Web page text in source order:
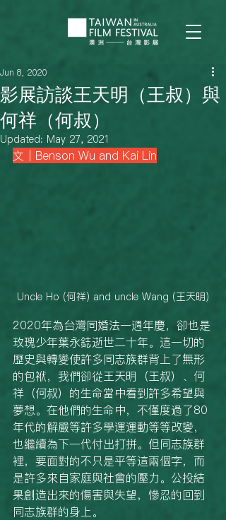
影展訪談王天明（王叔）與
何祥（何叔）
Jun 8, 2020
Updated: May 27, 2021
文｜Benson Wu and Kai Lin
Uncle Ho (何祥) and uncle Wang (王天明)
2020年為台灣同婚法一週年慶，卻也是
玫瑰少年葉永鋕逝世二十年。這一切的
歷史與轉變使許多同志族群背上了無形
的包袱，我們卻從王天明（王叔）、何
祥（何叔）的生命當中看到許多希望與
夢想。在他們的生命中，不僅度過了80
年代的解嚴等許多學運運動等等改變，
也繼續為下一代付出打拼。但同志族群
裡，要面對的不只是平等這兩個字，而
是許多來自家庭與社會的壓力。公投結
果創造出來的傷害與失望，慘忍的回到
同志族群的身上。